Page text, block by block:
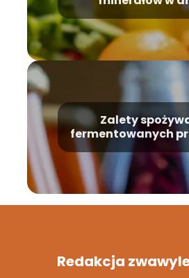
Zalety
fermentowanych
Redakcja